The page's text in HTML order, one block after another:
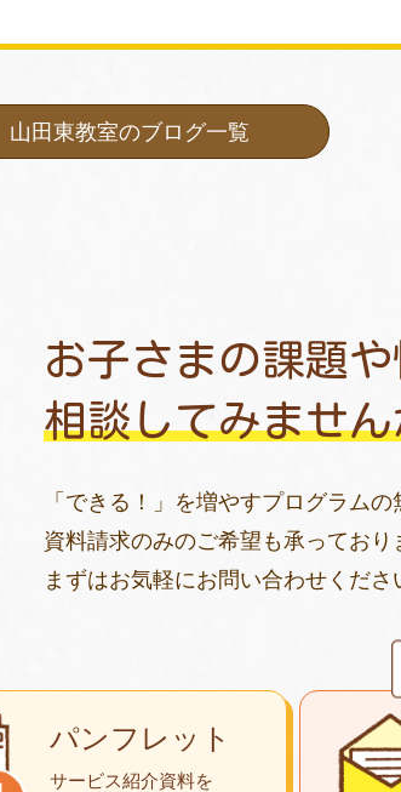
山田東教室のブログ一覧
お子さまの課題
相談してみませ
「できる！」を増やすプログラム
資料請求のみのご希望も承っており
まずはお気軽にお問い合わせくださ
パンフレット
サービス紹介資料を